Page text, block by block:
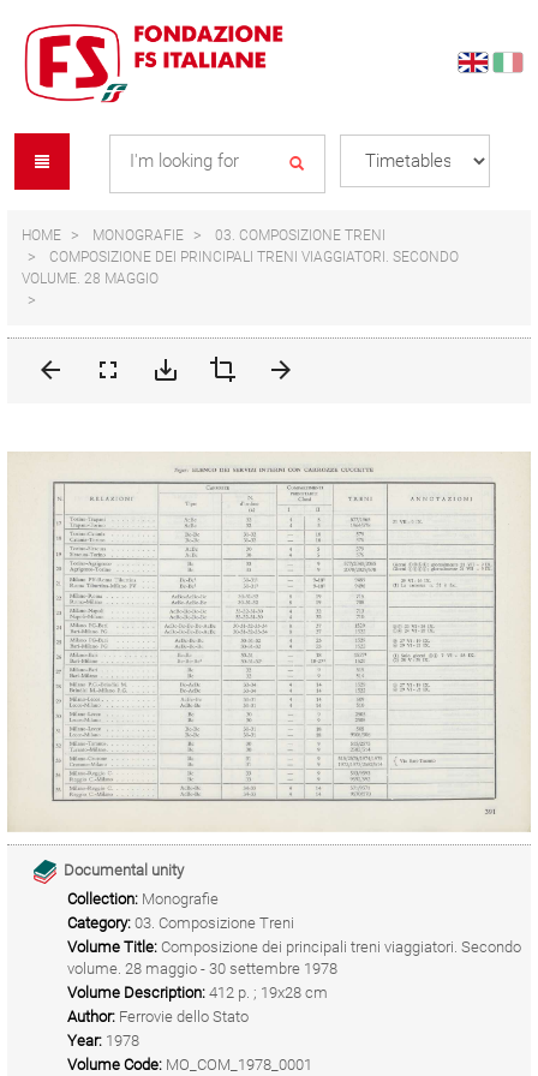
content
navigation
menu
HOME MONOGRAFIE
03. COMPOSIZIONE TRENI
COMPOSIZIONE DEI PRINCIPALI TRENI VIAGGIATORI. SECONDO
VOLUME. 28 MAGGIO
Documental unity
Collection: Monografie
Category: 03. Composizione Treni
Volume Title: Composizione dei principali treni viaggiatori. Secondo
volume. 28 maggio - 30 settembre 1978
Volume Description: 412 p. ; 19x28 cm
Author: Ferrovie dello Stato
Year: 1978
Volume Code: MO_COM_1978_0001